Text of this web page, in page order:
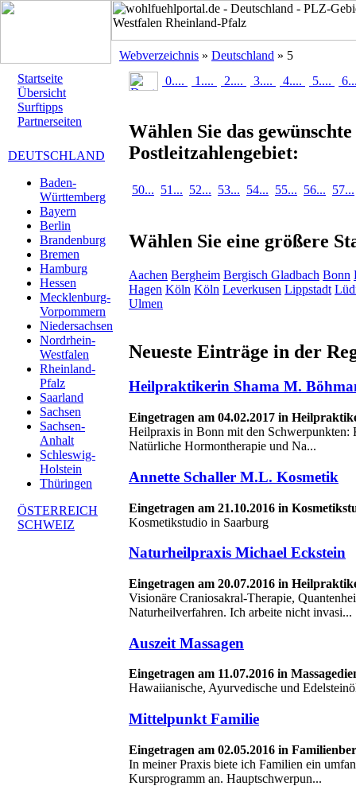
Webverzeichnis » Deutschland » 5
Startseite
Übersicht
Surftipps
Partnerseiten
DEUTSCHLAND
Baden-
Württemberg
Bayern
Berlin
Brandenburg
Bremen
Hamburg
Hessen
Mecklenburg-
Vorpommern
Niedersachsen
Nordrhein-
Westfalen
Rheinland-
Pfalz
Saarland
Sachsen
Sachsen-
Anhalt
Schleswig-
Holstein
Thüringen
ÖSTERREICH
SCHWEIZ
0.... 1.... 2.... 3.... 4.... 5....
Wählen Sie das gewünschte
Postleitzahlengebiet:
50... 51... 52... 53... 54... 55... 56... 57...
Wählen Sie eine größere
Aachen Bergheim Bergisch Gladbach Bonn
Hagen Köln Köln Leverkusen Lippstadt
Ulmen
Neueste Einträge in der
Heilpraktikerin Shama M.
Eingetragen am 04.02.2017 in
Heilpraxis in Bonn mit den Schwerpunkten:
Natürliche Hormontherapie und Na...
Annette Schaller M.L. Kosmetik
Eingetragen am 21.10.2016 in
Kosmetikstudio in Saarburg
Naturheilpraxis Michael Eckstein
Eingetragen am 20.07.2016 in
Visionäre Craniosakral-Therapie,
Naturheilverfahren. Ich arbeite nicht invasi...
Auszeit Massagen
Eingetragen am 11.07.2016 in
Hawaiianische, Ayurvedische und
Mittelpunkt Familie
Eingetragen am 02.05.2016 in
In meiner Praxis biete ich Familien ein
Kursprogramm an. Hauptschwerpun...